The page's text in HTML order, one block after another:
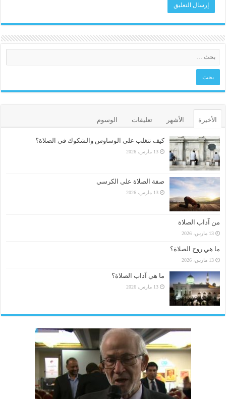
الأخيرة الأشهر تعليقات الوسوم
كيف تتغلب على الوساوس والشكوك في الصلاة؟
13 مارس، 2026
صفة الصلاة على الكرسي
13 مارس، 2026
من آداب الصلاة
13 مارس، 2026
ما هي روح الصلاة؟
13 مارس، 2026
ما هي آداب الصلاة؟
13 مارس، 2026